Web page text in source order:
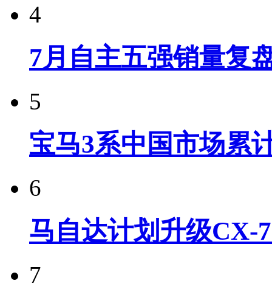
4
7月自主五强销量复
5
宝马3系中国市场累
6
马自达计划升级CX-
7